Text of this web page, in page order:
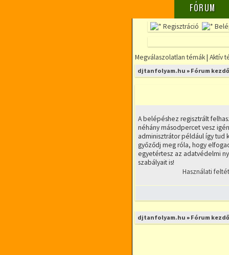
FÓRUM
Regisztráció
Megválaszolatlan témák| Aktív
djtanfolyam.hu » Fórum
A belépéshez regisztrált
néhány másodpercet vesz
adminisztrátor például így tud
győződj meg róla, hogy
egyetértesz az adatvédelmi
szabályait is!
Használati
djtanfolyam.hu » Fórum